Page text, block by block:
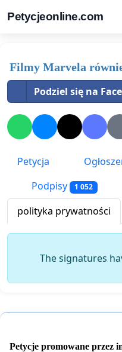
Petycjeonline.com
Filmy Marvela
Podziel się na
Petycja
Podpisy 1 052
polityka prywatności
The signatures
Petycje promowane przez